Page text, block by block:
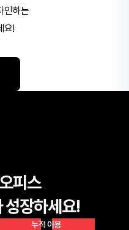
인하는
요!
피스
성장하세요!
누적 이용